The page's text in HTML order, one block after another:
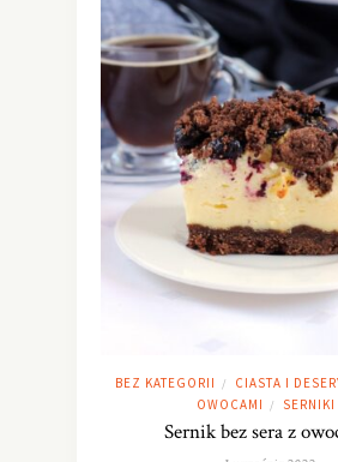
BEZ KATEGORII / CIASTA I
OWOCAMI
/ SERNIKI
Sernik bez sera z